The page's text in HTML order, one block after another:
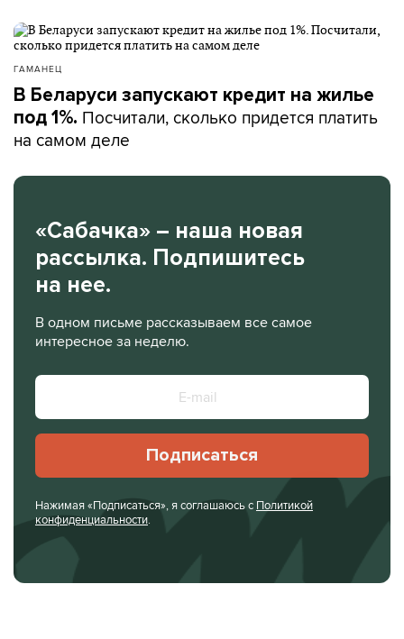
ГАМАНЕЦ
В Беларуси запускают кредит на жилье
под 1%. Посчитали, сколько придется платить
на самом деле
«Сабачка» – наша новая
рассылка. Подпишитесь
на нее.
В одном письме рассказываем все самое
интересное за неделю.
Подписаться
Нажимая «Подписаться», я соглашаюсь с Политикой
конфиденциальности.